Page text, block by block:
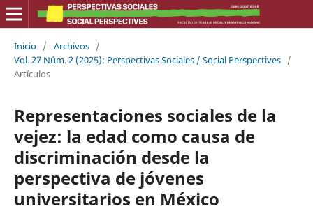
Inicio / Archivos /
Vol. 27 Núm. 2 (2025): Perspectivas Sociales / Social Perspectives /
Artículos
Representaciones sociales de la
vejez: la edad como causa de
discriminación desde la
perspectiva de jóvenes
universitarios en México